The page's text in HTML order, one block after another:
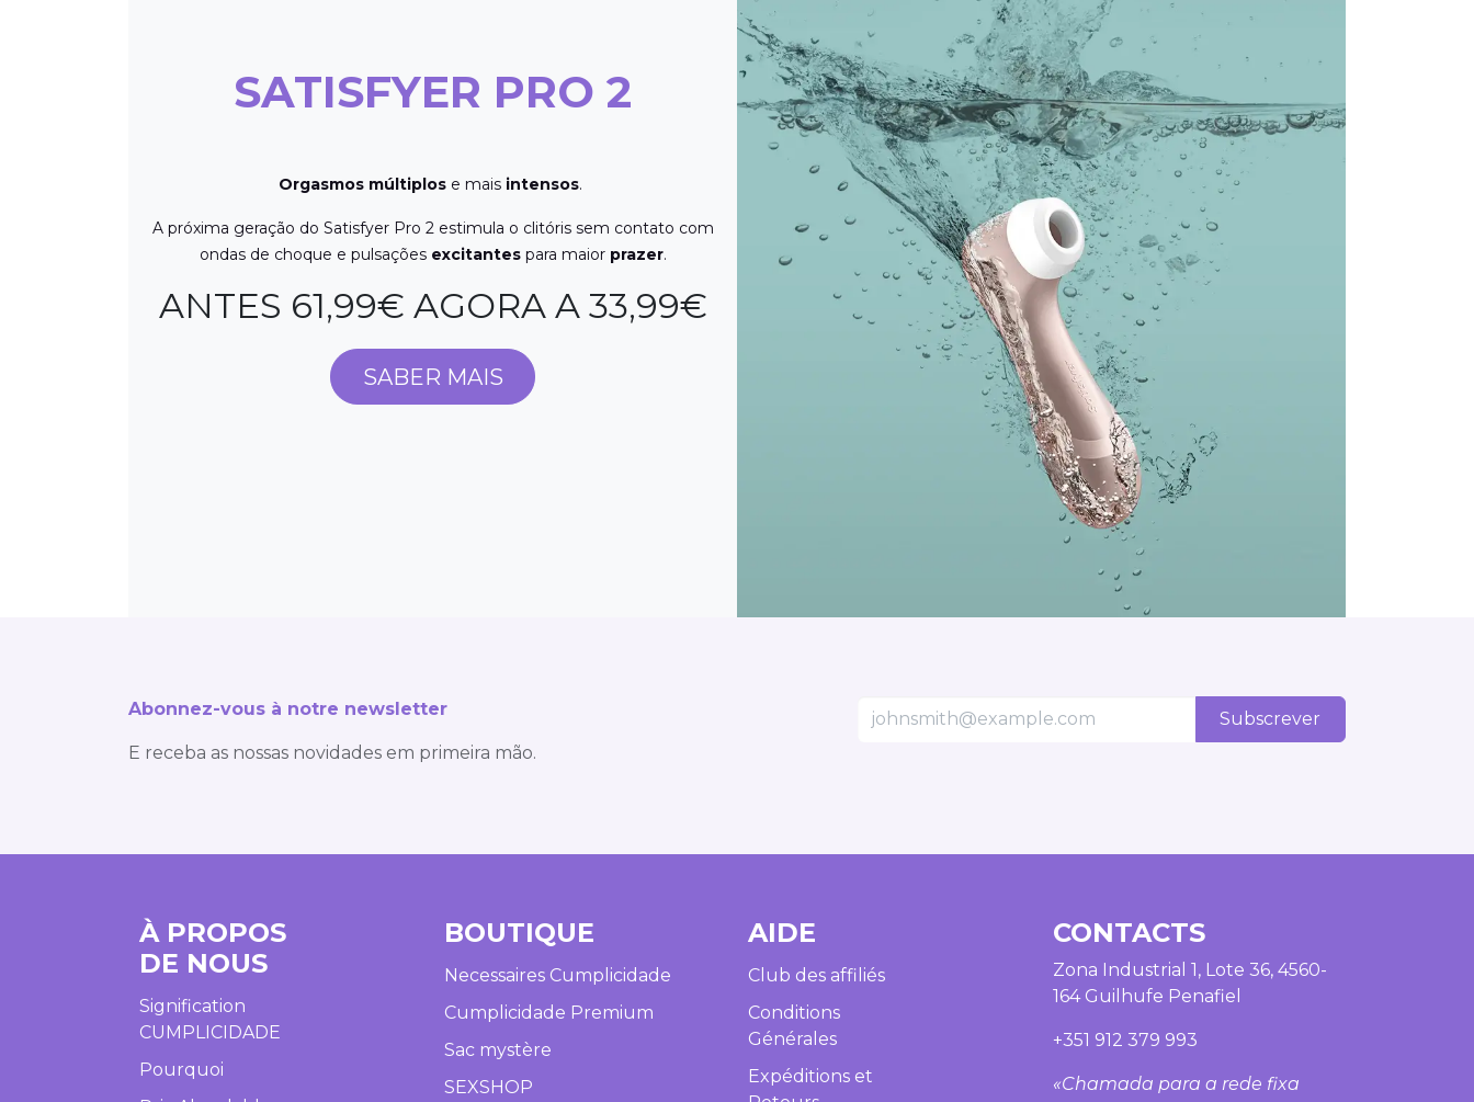
SATISFYER PRO 2
Orgasmos múltiplos e mais intensos.
A próxima geração do Satisfyer Pro 2 estimula o clitóris sem contato com
ondas de choque e pulsações excitantespara maior prazer.
ANTES 61,99€ AGORA A 33,99€
SABER MAIS
Abonnez-vous à notre newsletter
E receba as nossas novidades em primeira mão.
Subscrever
À PROPOS
DE NOUS
Signification
CUMPLICIDADE
Pourquoi
BOUTIQUE​
Necessaires Cumplicidade
Cumplicidade Premium
Sac mystère
SEXSHOP
AIDE​
Club des affiliés
Conditions
Générales
Expéditions et
CONTACTS
Zona Industrial 1, Lote 36, 4560-
164 Guilhufe Penafiel
+351 912 379 993
«Chamada para a rede fixa